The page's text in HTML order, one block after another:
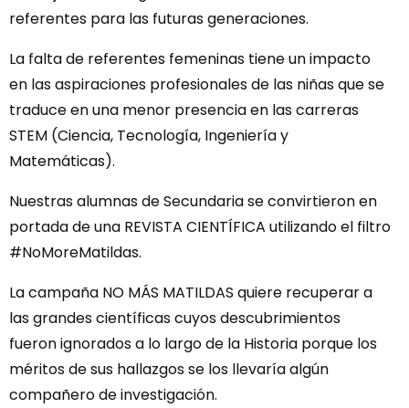
referentes para las futuras generaciones.
La falta de referentes femeninas tiene un impacto
en las aspiraciones profesionales de las niñas que se
traduce en una menor presencia en las carreras
STEM (Ciencia, Tecnología, Ingeniería y
Matemáticas).
Nuestras alumnas de Secundaria se convirtieron en
portada de una REVISTA CIENTÍFICA utilizando el filtro
#NoMoreMatildas.
La campaña NO MÁS MATILDAS quiere recuperar a
las grandes científicas cuyos descubrimientos
fueron ignorados a lo largo de la Historia porque los
méritos de sus hallazgos se los llevaría algún
compañero de investigación.